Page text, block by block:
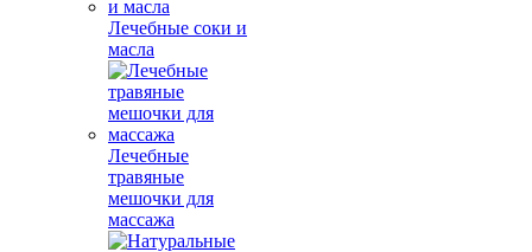
Лечебные соки и
масла
Лечебные
травяные
мешочки для
массажа